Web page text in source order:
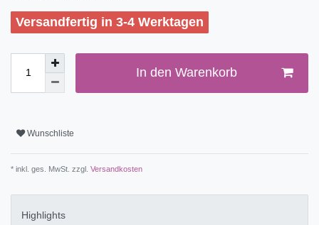
Versandfertig in 3-4 Werktagen
In den Warenkorb
Wunschliste
* inkl. ges. MwSt. zzgl. Versandkosten
Highlights